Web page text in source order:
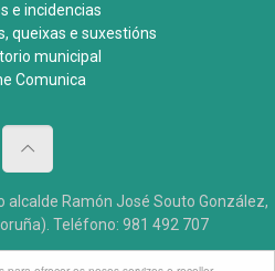
e incidencias
queixas e suxestións
municipal
Comunica
alcalde Ramón José Souto González,
Teléfono: 981 492 707